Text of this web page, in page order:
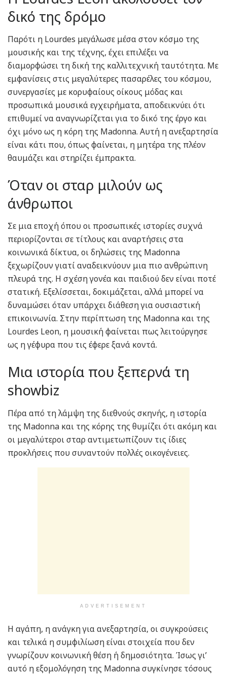
δικό της δρόμο
Παρότι η Lourdes μεγάλωσε μέσα στον κόσμο της
μουσικής και της τέχνης, έχει επιλέξει να
διαμορφώσει τη δική της καλλιτεχνική ταυτότητα. Με
εμφανίσεις στις μεγαλύτερες πασαρέλες του κόσμου,
συνεργασίες με κορυφαίους οίκους μόδας και
προσωπικά μουσικά εγχειρήματα, αποδεικνύει ότι
επιθυμεί να αναγνωρίζεται για το δικό της έργο και
όχι μόνο ως η κόρη της Madonna. Αυτή η ανεξαρτησία
είναι κάτι που, όπως φαίνεται, η μητέρα της πλέον
θαυμάζει και στηρίζει έμπρακτα.
Όταν οι σταρ μιλούν ως
άνθρωποι
Σε μια εποχή όπου οι προσωπικές ιστορίες συχνά
περιορίζονται σε τίτλους και αναρτήσεις στα
κοινωνικά δίκτυα, οι δηλώσεις της Madonna
ξεχωρίζουν γιατί αναδεικνύουν μια πιο ανθρώπινη
πλευρά της. Η σχέση γονέα και παιδιού δεν είναι ποτέ
στατική. Εξελίσσεται, δοκιμάζεται, αλλά μπορεί να
δυναμώσει όταν υπάρχει διάθεση για ουσιαστική
επικοινωνία. Στην περίπτωση της Madonna και της
Lourdes Leon, η μουσική φαίνεται πως λειτούργησε
ως η γέφυρα που τις έφερε ξανά κοντά.
Μια ιστορία που ξεπερνά τη
showbiz
Πέρα από τη λάμψη της διεθνούς σκηνής, η ιστορία
της Madonna και της κόρης της θυμίζει ότι ακόμη και
οι μεγαλύτεροι σταρ αντιμετωπίζουν τις ίδιες
προκλήσεις που συναντούν πολλές οικογένειες.
ADVERTISEMENT
Η αγάπη, η ανάγκη για ανεξαρτησία, οι συγκρούσεις
και τελικά η συμφιλίωση είναι στοιχεία που δεν
γνωρίζουν κοινωνική θέση ή δημοσιότητα. Ίσως γι’
αυτό η εξομολόγηση της Madonna συγκίνησε τόσους